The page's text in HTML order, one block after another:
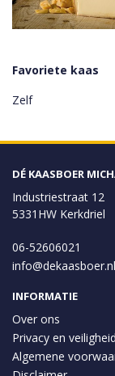
Favoriete kaas
Zelf
DÉ KAASBOER
Industriestraat 12
5331HW Kerkdriel
06-52606021
info@dekaasboer.nl
INFORMATIE
Over ons
Privacy en veiligheid
Algemene